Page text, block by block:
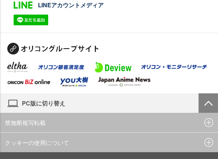
LINEアカウントメディア
PC版に切り替え
禁無断複写転載
クッキーの使用について